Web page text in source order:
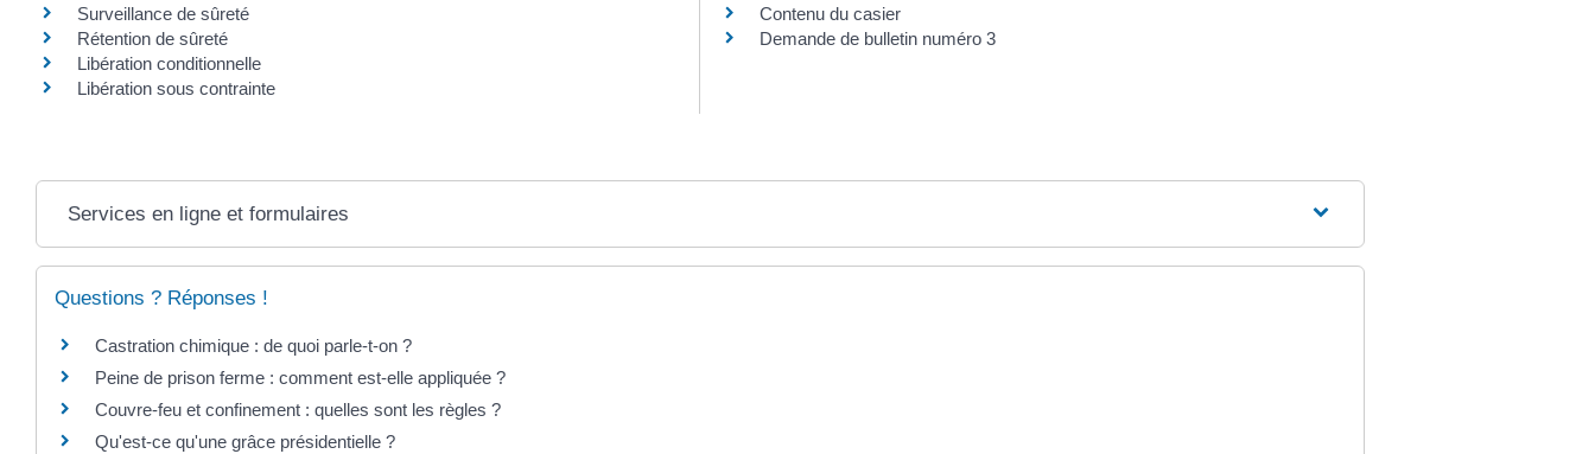
Surveillance de sûreté
Rétention de sûreté
Libération conditionnelle
Libération sous contrainte
Contenu du casier
Demande de bulletin numéro 3
Services en ligne et formulaires
Questions ? Réponses !
Castration chimique : de quoi parle-t-on ?
Peine de prison ferme : comment est-elle appliquée ?
Couvre-feu et confinement : quelles sont les règles ?
Qu'est-ce qu'une grâce présidentielle ?